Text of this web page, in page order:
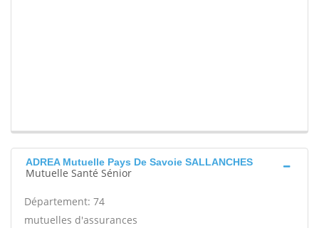
ADREA Mutuelle Pays De Savoie SALLANCHES
Mutuelle Santé Sénior
Département: 74
mutuelles d'assurances